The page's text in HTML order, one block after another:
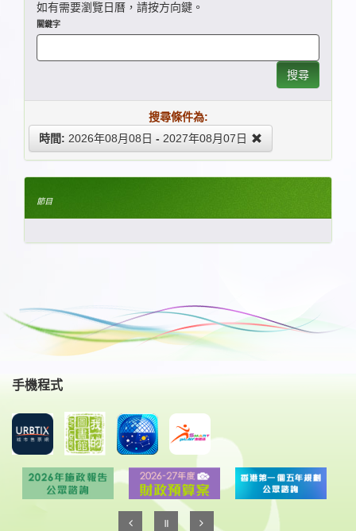
如有需要瀏覽日曆，請按方向鍵。
關鍵字
搜尋
搜尋條件為:
時間: 2026年08月08日 - 2027年08月07日
節目
手機程式